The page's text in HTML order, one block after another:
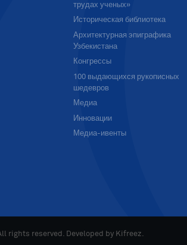
трудах ученых»
Историческая библиотека
Архитектурная эпиграфика
Узбекистана
Конгрессы
100 выдающихся рукописных
шедевров
Медиа
Инновации
Медиа-ивенты
rights reserved. Developed by Kifreez.